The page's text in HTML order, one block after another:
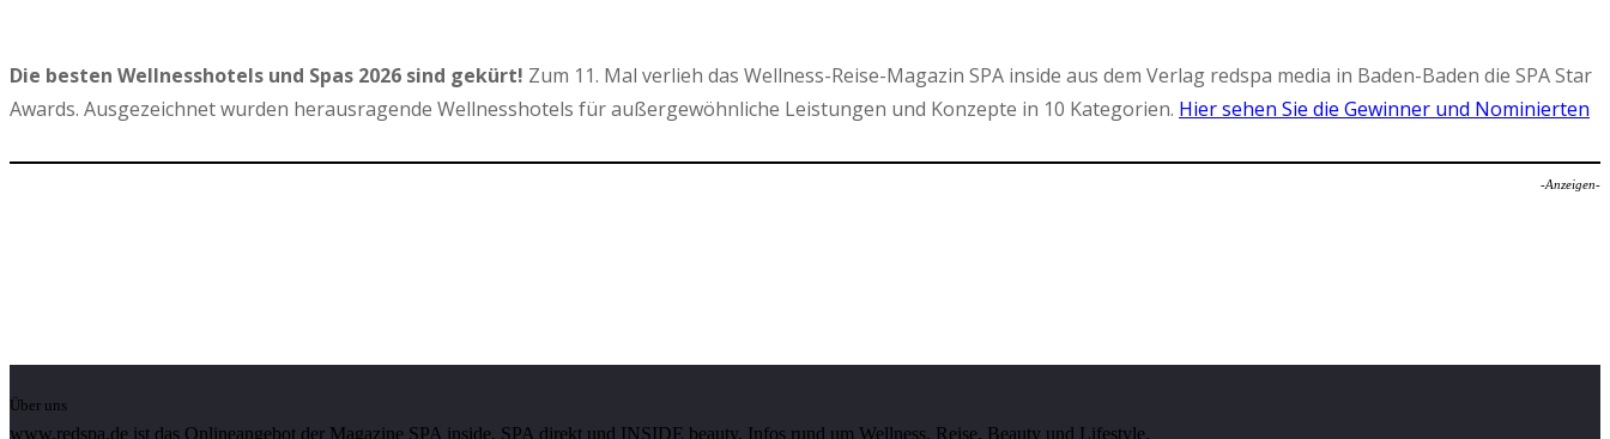
Die besten Wellnesshotels und Spas 2026 sind gekürt! Zum 11. Mal verlieh das Wellness-Reise-Magazin SPA inside aus dem Verlag redspa media in Baden-Baden die SPA Star
Awards. Ausgezeichnet wurden herausragende Wellnesshotels für außergewöhnliche Leistungen und Konzepte in 10 Kategorien. Hier sehen Sie die Gewinner und Nominierten
-Anzeigen-
Über uns
www.redspa.de ist das Onlineangebot der Magazine SPA inside, SPA direkt und INSIDE beauty. Infos rund um Wellness, Reise, Beauty und Lifestyle.